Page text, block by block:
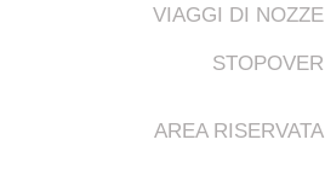
VIAGGI DI NOZZE
STOPOVER
AREA RISERVATA